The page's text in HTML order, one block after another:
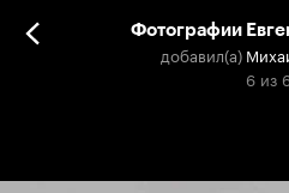
Фотографии
добавил(а)
6 из